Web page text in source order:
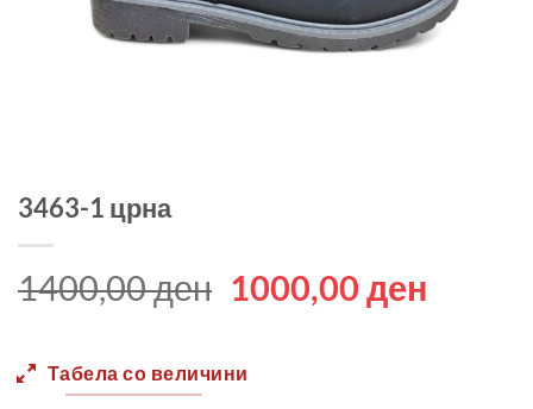
3463-1 црна
1400,00ден Original
1400,00 ден.
1000,00 ден
Табела со величини